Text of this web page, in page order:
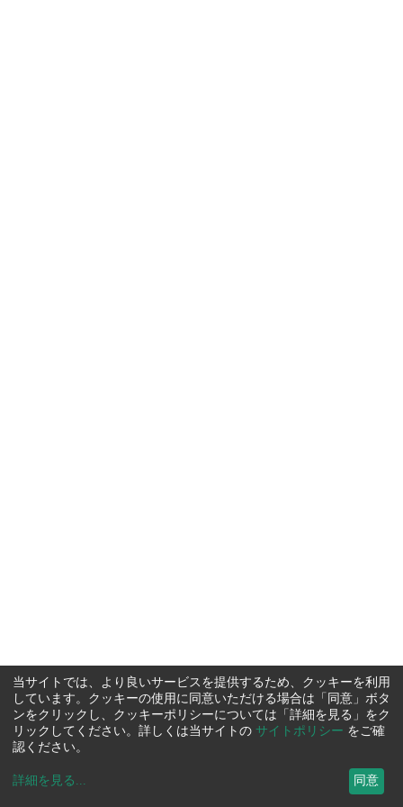
当サイトでは、より良いサービスを提供するため、クッキーを利用
しています。クッキーの使用に同意いただける場合は「同意」ボタ
ンをクリックし、クッキーポリシーについては「詳細を見る」をク
リックしてください。詳しくは当サイトの サイトポリシー をご確
認ください。
詳細を見る ... 同意